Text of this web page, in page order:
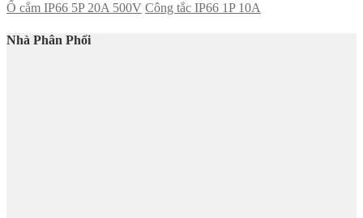
Ổ cắm IP66 5P 20A 500V Công tắc IP66 1P 10A
Nhà Phân Phối